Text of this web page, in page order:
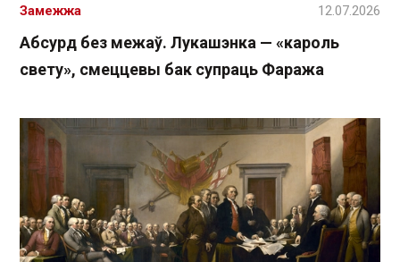
Абсурд без межаў. Лукашэнка — «кароль
свету», смеццевы бак супраць Фаража
Замежжа 12.07.2026